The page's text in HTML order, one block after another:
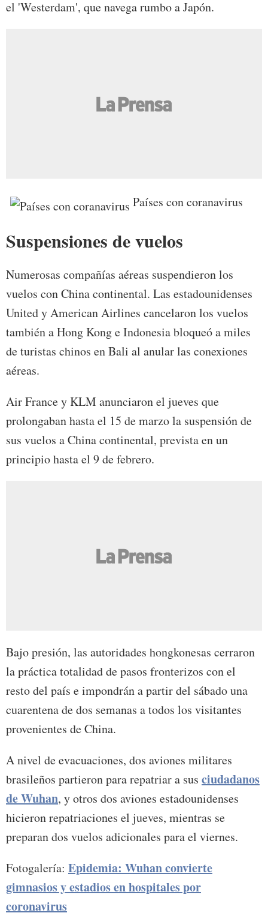
el 'Westerdam', que navega rumbo a Japón.
Países con coranavirus
Suspensiones de vuelos
Numerosas compañías aéreas suspendieron los
vuelos con China continental. Las estadounidenses
United y American Airlines cancelaron los vuelos
también a Hong Kong e Indonesia bloqueó a miles
de turistas chinos en Bali al anular las conexiones
aéreas.
Air France y KLM anunciaron el jueves que
prolongaban hasta el 15 de marzo la suspensión de
sus vuelos a China continental, prevista en un
principio hasta el 9 de febrero.
Bajo presión, las autoridades hongkonesas cerraron
la práctica totalidad de pasos fronterizos con el
resto del país e impondrán a partir del sábado una
cuarentena de dos semanas a todos los visitantes
provenientes de China.
A nivel de evacuaciones, dos aviones militares
brasileños partieron para repatriar a sus ciudadanos
de Wuhan, y otros dos aviones estadounidenses
hicieron repatriaciones el jueves, mientras se
preparan dos vuelos adicionales para el viernes.
Fotogalería: Epidemia: Wuhan convierte
gimnasios y estadios en hospitales por
coronavirus